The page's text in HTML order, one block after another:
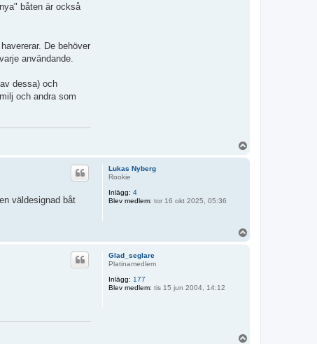
båten är också
De behöver
användande.
dessa) och
och andra som
Lukas Nyberg
Rookie
Inlägg: 4
Blev medlem: tor 16 okt 2025, 05:36
väldesignad båt
Glad_seglare
Platinamedlem
Inlägg: 177
Blev medlem: tis 15 jun 2004, 14:12